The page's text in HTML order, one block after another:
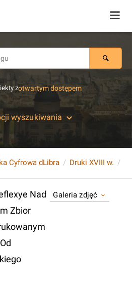
zotwartym dostępem
wyszukiwania
Cyfrowa dLibra Druki XVIII w.
Nad
Zbior
Galeria zdjęć